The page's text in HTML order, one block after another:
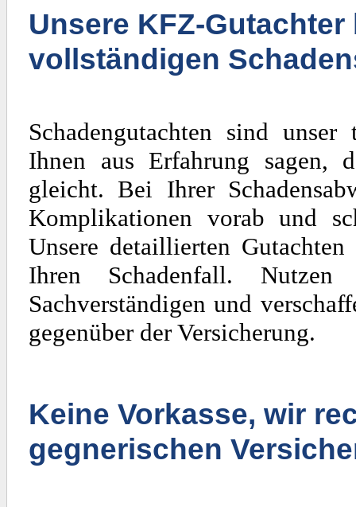
Unsere KFZ-
vollständigen
Schadengutachten sind
Ihnen aus Erfahrung sagen,
gleicht. Bei Ihrer
Komplikationen vorab und
Unsere detaillierten
Ihren Schadenfall. Nutzen
Sachverständigen und
gegenüber der Versicherung.
Keine Vorkasse, wir
gegnerischen